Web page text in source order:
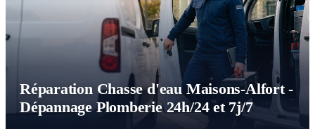
Réparation Chasse d'eau Maisons-Alfort -
Dépannage Plomberie 24h/24 et 7j/7